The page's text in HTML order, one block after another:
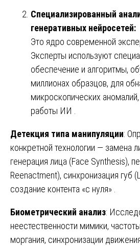
Специализированный
генеративных нейросетей:
Это ядро современной
Эксперты используют
обеспечение и алгоритмы,
миллионах образцов, для
микроскопических
работы ИИ .
Детекция типа манипуляции:
конкретной технологии — замена
генерация лица (Face Synthesis),
Reenactment), синхронизация губ
создание контента «с нуля» .
Биометрический анализ:
неестественности мимики,
моргания, синхронизации